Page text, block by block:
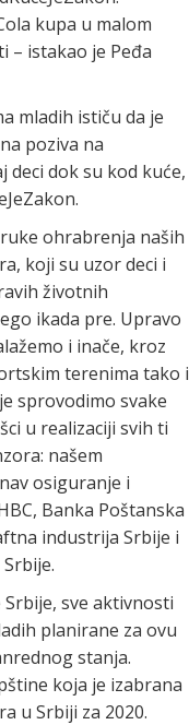
kupa u malom
– istakao je Peđa
mladih ističu da je
poziva na
dok su kod kuće,
ohrabrenja naših
koji su uzor deci i
životnih
ikada pre. Upravo
i inače, kroz
terenima tako i
sprovodimo svake
u realizaciji svih ti
našem
osiguranje i
Banka Poštanska
industrija Srbije i
Srbije, sve aktivnosti
planirane za ovu
stanja.
koja je izabrana
u Srbiji za 2020.